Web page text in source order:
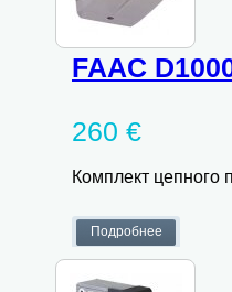
FAAC
260 €
Комплект цепного